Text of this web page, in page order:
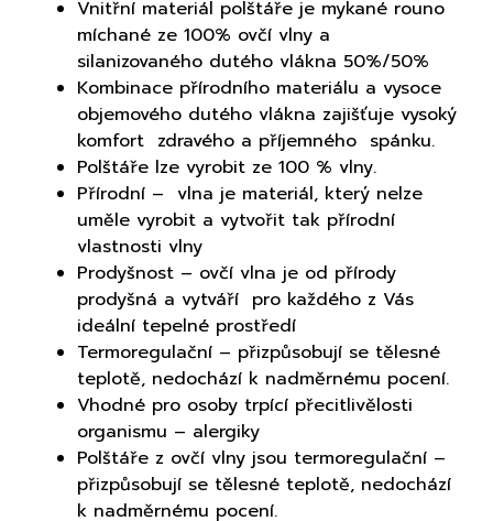
Vnitřní materiál polštáře je mykané rouno
míchané ze 100% ovčí vlny a
silanizovaného dutého vlákna 50%/50%
Kombinace přírodního materiálu a vysoce
objemového dutého vlákna zajišťuje vysoký
komfort zdravého a příjemného spánku.
Polštáře lze vyrobit ze 100 % vlny.
Přírodní – vlna je materiál, který nelze
uměle vyrobit a vytvořit tak přírodní
vlastnosti vlny
Prodyšnost – ovčí vlna je od přírody
prodyšná a vytváří pro každého z Vás
ideální tepelné prostředí
Termoregulační – přizpůsobují se tělesné
teplotě, nedochází k nadměrnému pocení.
Vhodné pro osoby trpící přecitlivělosti
organismu – alergiky
Polštáře z ovčí vlny jsou termoregulační –
přizpůsobují se tělesné teplotě, nedochází
k nadměrnému pocení.